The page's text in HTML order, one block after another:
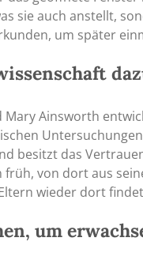
sie auch anstellt,
um später
Mary Ainsworth
besitzt das
von dort aus
wieder dort
um